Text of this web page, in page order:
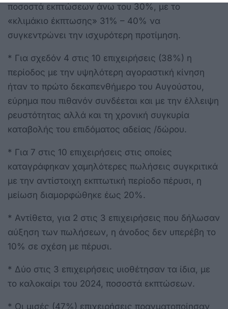
ποσοστά εκπτώσεων άνω του 30%, με το
«κλιμάκιο έκπτωσης» 31% – 40% να
συγκεντρώνει την ισχυρότερη προτίμηση.
* Για σχεδόν 4 στις 10 επιχειρήσεις (38%) η
περίοδος με την υψηλότερη αγοραστική κίνηση
ήταν το πρώτο δεκαπενθήμερο του Αυγούστου,
εύρημα που πιθανόν συνδέεται και με την έλλειψη
ρευστότητας αλλά και τη χρονική συγκυρία
καταβολής του επιδόματος αδείας /δώρου.
* Για 7 στις 10 επιχειρήσεις στις οποίες
καταγράφηκαν χαμηλότερες πωλήσεις συγκριτικά
με την αντίστοιχη εκπτωτική περίοδο πέρυσι, η
μείωση διαμορφώθηκε έως 20%.
* Αντίθετα, για 2 στις 3 επιχειρήσεις που δήλωσαν
αύξηση των πωλήσεων, η άνοδος δεν υπερέβη το
10% σε σχέση με πέρυσι.
* Δύο στις 3 επιχειρήσεις υιοθέτησαν τα ίδια, με
το καλοκαίρι του 2024, ποσοστά εκπτώσεων.
* Οι μισές (47%) επιχειρήσεις πραγματοποίησαν